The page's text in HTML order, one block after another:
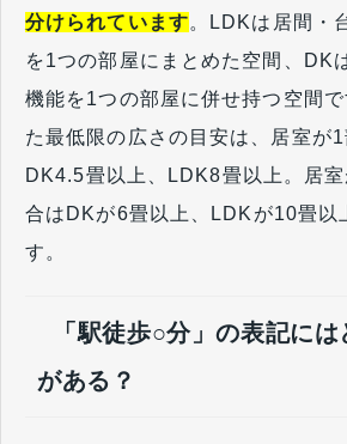
分けられています。LDKは居間・
を1つの部屋にまとめた空間、DK
機能を1つの部屋に併せ持つ空間
た最低限の広さの目安は、居室が
DK4.5畳以上、LDK8畳以上。居
合はDKが6畳以上、LDKが10畳以
す。
「駅徒歩○分」の表記に
がある？